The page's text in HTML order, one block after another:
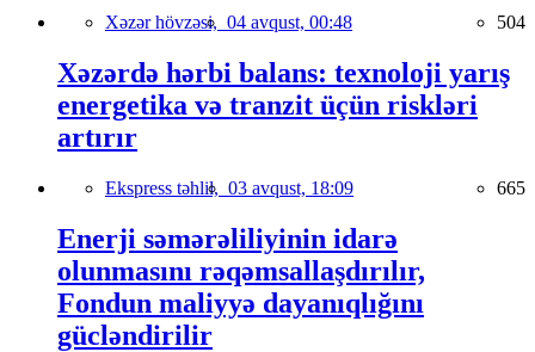
Xəzər hövzəsi, 04 avqust, 00:48 504
Xəzərdə hərbi balans: texnoloji yarış
energetika və tranzit üçün riskləri
artırır
Ekspress təhlil, 03 avqust, 18:09 665
Enerji səmərəliliyinin idarə
olunmasını rəqəmsallaşdırılır,
Fondun maliyyə dayanıqlığını
gücləndirilir